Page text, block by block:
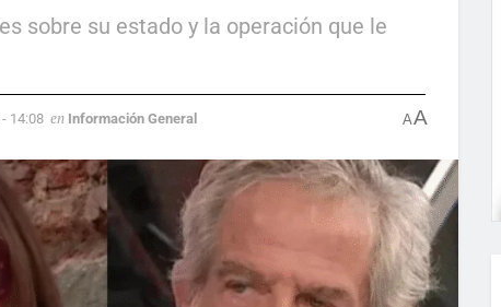
sobre su estado y la operación que le
14:08 en Información General AA